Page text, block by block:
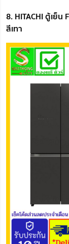
8. HITACHI ตู้เย็น
สีเทา